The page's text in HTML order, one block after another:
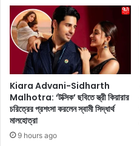
র
কা
খা
ন
,
তা
র
এ
ব্যা
পী
স্বী
র
বি
ষ
য়ে
র
Kiara Advani-Sidharth
Malhotra: ‘টক্সিক’ ছবিতে স্ত্রী কিয়ারার
চরিত্রের প্রশংসা করলেন স্বামী সিদ্ধার্থ
মালহোত্রা
9 hours ago